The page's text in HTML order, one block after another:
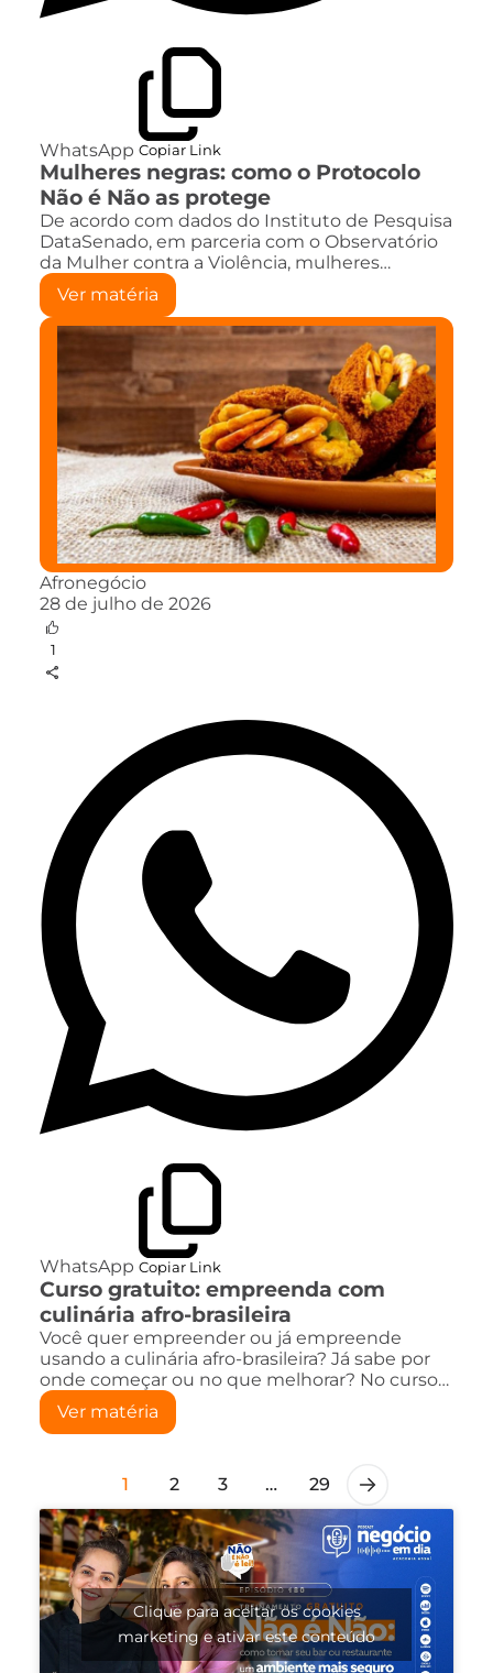
WhatsApp Copiar Link
Mulheres negras: como o Protocolo
Não é Não as protege
De acordo com dados do Instituto de Pesquisa
DataSenado, em parceria com o Observatório
da Mulher contra a Violência, mulheres…
Ver matéria
Afronegócio
28 de julho de 2026
1
WhatsApp Copiar Link
Curso gratuito: empreenda com
culinária afro-brasileira
Você quer empreender ou já empreende
usando a culinária afro-brasileira? Já sabe por
onde começar ou no que melhorar? No curso…
Ver matéria
1 2 3 … 29
Clique para aceitar os cookies
marketing e ativar este conteúdo